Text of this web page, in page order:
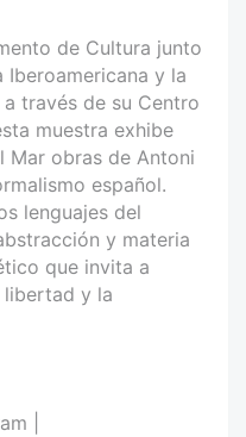
de Cultura junto
Iberoamericana y la
través de su Centro
muestra exhibe
Mar obras de Antoni
español.
lenguajes del
y materia
que invita a
libertad y la
|